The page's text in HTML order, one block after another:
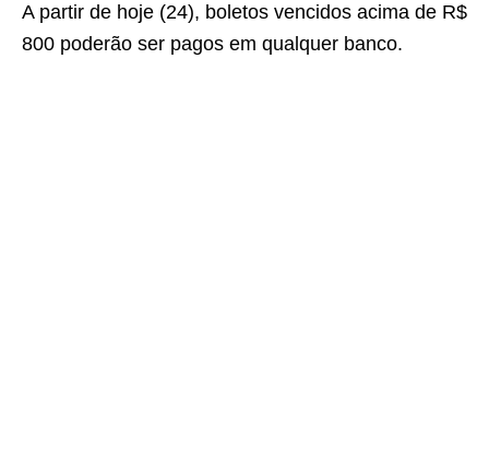
A partir de hoje (24), boletos vencidos acima de R$
800 poderão ser pagos em qualquer banco.